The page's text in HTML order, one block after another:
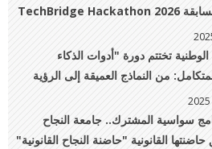
الجوائز في مسابقة TechBridge Hackathon 2026
تختتم دورة "أدوات الذكاء
من النماذج العميقة إلى الرؤية
سواسية المشترك.. جامعة النجاح
القانونية "حاضنة النجاح القانونية"